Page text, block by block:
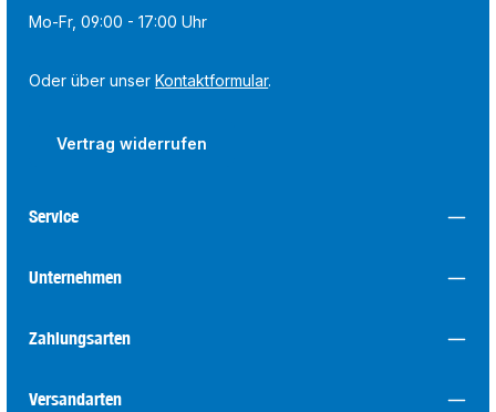
Mo-Fr, 09:00 - 17:00 Uhr
Oder über unserKontaktformular.
Vertrag widerrufen
Service
Unternehmen
Zahlungsarten
Versandarten